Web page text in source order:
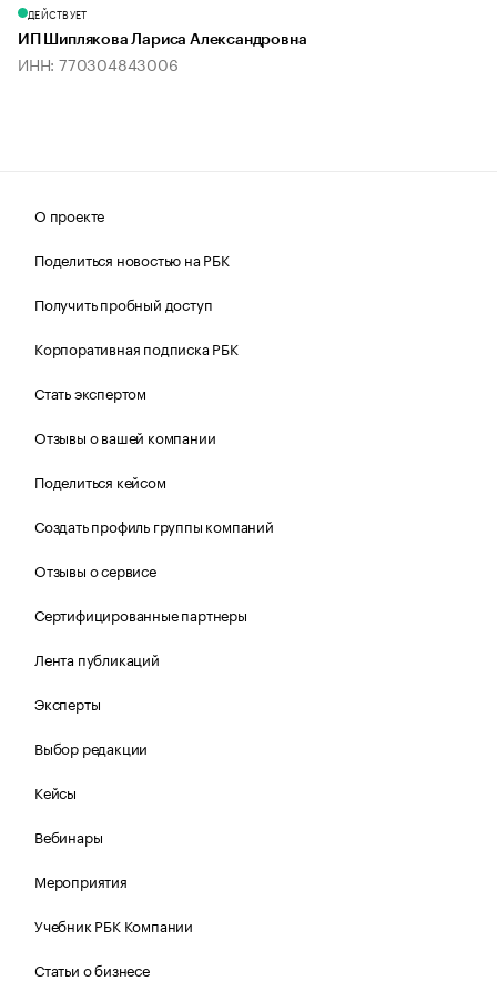
ДЕЙСТВУЕТ
ИП Шиплякова Лариса Александровна
ИНН: 770304843006
О проекте
Поделиться новостью на РБК
Получить пробный доступ
Корпоративная подписка РБК
Стать экспертом
Отзывы о вашей компании
Поделиться кейсом
Создать профиль группы компаний
Отзывы о сервисе
Сертифицированные партнеры
Лента публикаций
Эксперты
Выбор редакции
Кейсы
Вебинары
Мероприятия
Учебник РБК Компании
Статьи о бизнесе